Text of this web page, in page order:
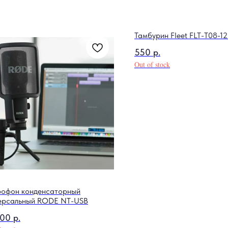
конденсаторный
RODE NT-USB
р.
Тамбурин Fleet FLT-T08-12
550 р.
Out of stock